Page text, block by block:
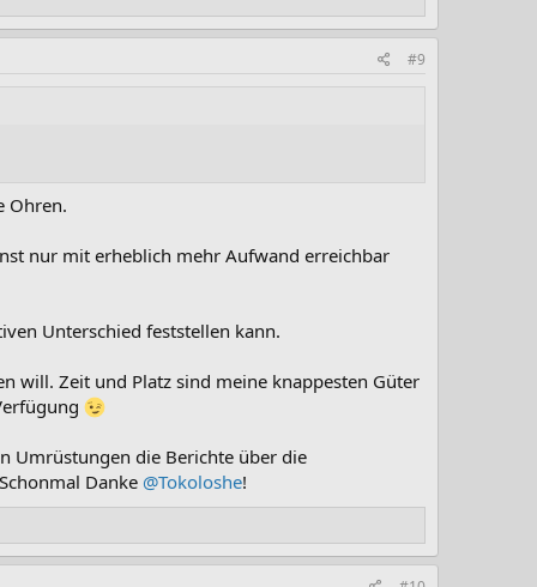
#9
Ohren.
nur mit erheblich mehr Aufwand erreichbar
Unterschied feststellen kann.
will. Zeit und Platz sind meine knappesten Güter
Umrüstungen die Berichte über die
Danke @Tokoloshe!